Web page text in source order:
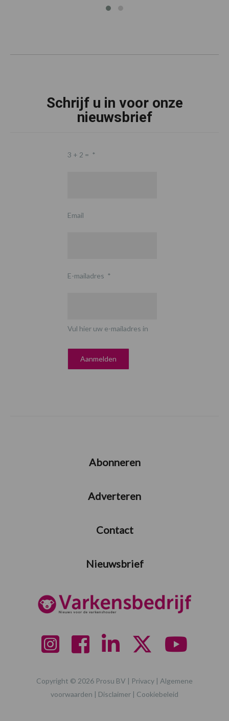
Schrijf u in voor onze
nieuwsbrief
3 + 2 = *
Email
E-mailadres *
Vul hier uw e-mailadres in
Abonneren
Adverteren
Contact
Nieuwsbrief
Copyright © 2026 Prosu BV | Privacy | Algemene
voorwaarden | Disclaimer | Cookiebeleid